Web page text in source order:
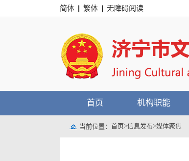
简体 繁体 无障碍阅读
首页 机构职能
当前位置： 首页>信息发布>媒体聚焦